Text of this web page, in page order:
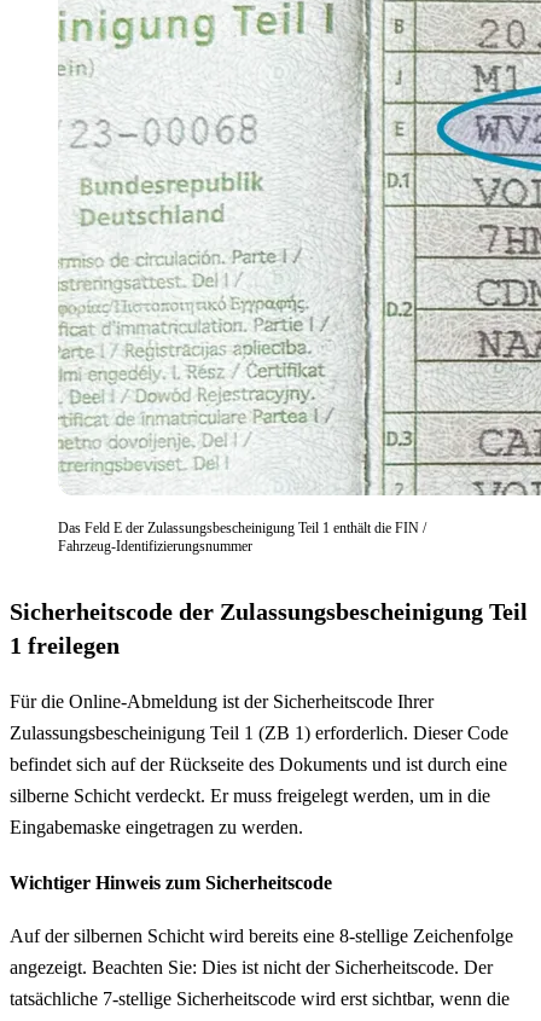
Das Feld E der Zulassungsbescheinigung Teil 1 enthält die FIN /
Fahrzeug-Identifizierungsnummer
Sicherheitscode der Zulassungsbescheinigung Teil
1 freilegen
Für die Online-Abmeldung ist der Sicherheitscode Ihrer
Zulassungsbescheinigung Teil 1 (ZB 1) erforderlich. Dieser Code
befindet sich auf der Rückseite des Dokuments und ist durch eine
silberne Schicht verdeckt. Er muss freigelegt werden, um in die
Eingabemaske eingetragen zu werden.
Wichtiger Hinweis zum Sicherheitscode
Auf der silbernen Schicht wird bereits eine 8-stellige Zeichenfolge
angezeigt. Beachten Sie: Dies ist nicht der Sicherheitscode. Der
tatsächliche 7-stellige Sicherheitscode wird erst sichtbar, wenn die